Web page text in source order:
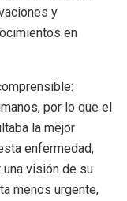
y
en
por lo que el
la mejor
enfermedad,
visión de su
menos urgente,